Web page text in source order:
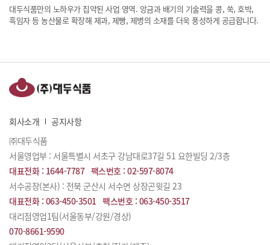
대두식품만의 노하우가 집약된 사업 영역. 앙금과 배기의 기술력을 콩, 쑥, 호박,
흑임자 등 농산물로 확장해 제과, 제빵, 제병의 소재를 더욱 풍성하게 공급합니다.
회사소개
공지사항
㈜대두식품
서울영업부 : 서울특별시 서초구 강남대로37길 51 요한빌딩 2/3층
대표전화 : 1644-7787팩스번호 : 02-597-8074
서수공장(본사) : 전북 군산시 서수면 상장곤윗길 23
대표전화 : 063-450-3501 팩스번호 : 063-450-3517
대리점영업1팀(서울동부/강원/경상)
070-8661-9590